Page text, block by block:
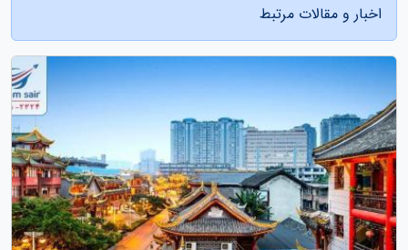
اخبار و مقالات مرتبط